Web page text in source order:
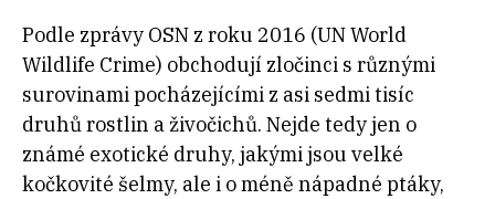
Podle zprávy OSN z roku 2016 (UN World
Wildlife Crime) obchodují zločinci s různými
surovinami pocházejícími z asi sedmi tisíc
druhů rostlin a živočichů. Nejde tedy jen o
známé exotické druhy, jakými jsou velké
kočkovité šelmy, ale i o méně nápadné ptáky,